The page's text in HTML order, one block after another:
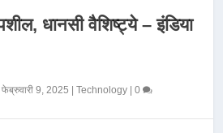
धानसी वैशिष्ट्ये – इंडिया
|फेब्रुवारी 9, 2025 |Technology |0